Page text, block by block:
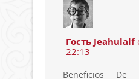
Гость Jeahulalf
22:13
Beneficios De